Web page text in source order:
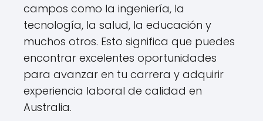
campos como la ingeniería, la
tecnología, la salud, la educación y
muchos otros. Esto significa que puedes
encontrar excelentes oportunidades
para avanzar en tu carrera y adquirir
experiencia laboral de calidad en
Australia.